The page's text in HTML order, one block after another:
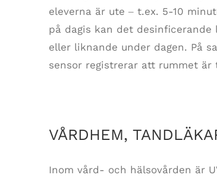
eleverna är ute ‒ t.ex. 5-10
på dagis kan det
eller liknande under dagen. På
sensor registrerar att rummet är
VÅRDHEM,
Inom vård- och hälsovården är